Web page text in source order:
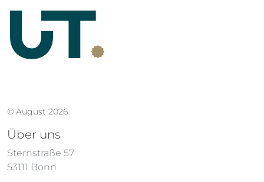
© August 2026
Über uns
Sternstraße 57
53111 Bonn